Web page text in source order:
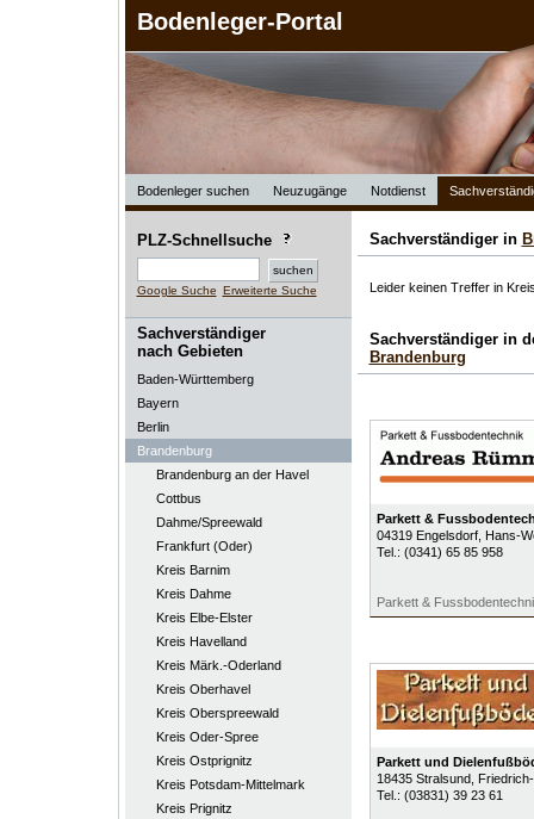
Bodenleger-Portal
Bodenleger suchen Neuzugänge Notdienst
PLZ-Schnellsuche
Google Suche Erweiterte Suche
Sachverständiger
nach Gebieten
Baden-Württemberg
Bayern
Berlin
Brandenburg
Brandenburg an der Havel
Cottbus
Dahme/Spreewald
Frankfurt (Oder)
Kreis Barnim
Kreis Dahme
Kreis Elbe-Elster
Kreis Havelland
Kreis Märk.-Oderland
Kreis Oberhavel
Kreis Oberspreewald
Kreis Oder-Spree
Kreis Ostprignitz
Kreis Potsdam-Mittelmark
Kreis Prignitz
Sachverständiger in
Leider keinen Treffer in
Sachverständiger in
Brandenburg
Parkett &
04319 Engelsdorf, Hans-
Tel.: (0341) 65 85 958
Parkett &
Parkett und
18435 Stralsund,
Tel.: (03831) 39 23 61